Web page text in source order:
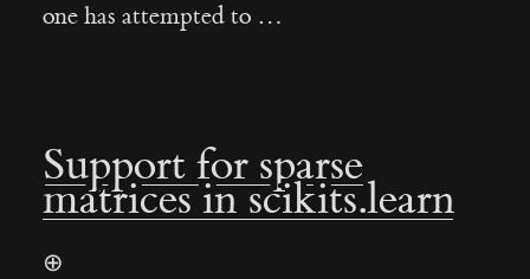
one has attempted to …
Support for sparse
matrices in scikits.learn
⊕